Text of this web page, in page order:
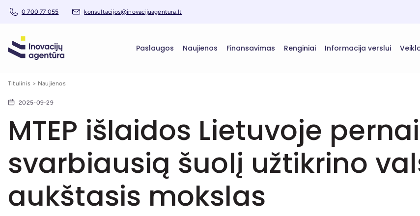
0 700 77 055 konsultacijos@inovacijuagentura.lt
Paslaugos Naujienos Finansavimas Renginiai Informacija verslui
Titulinis Naujienos
2025-09-29
MTEP išlaidos Lietuvoje
svarbiausią šuolį užtikrino
aukštasis mokslas